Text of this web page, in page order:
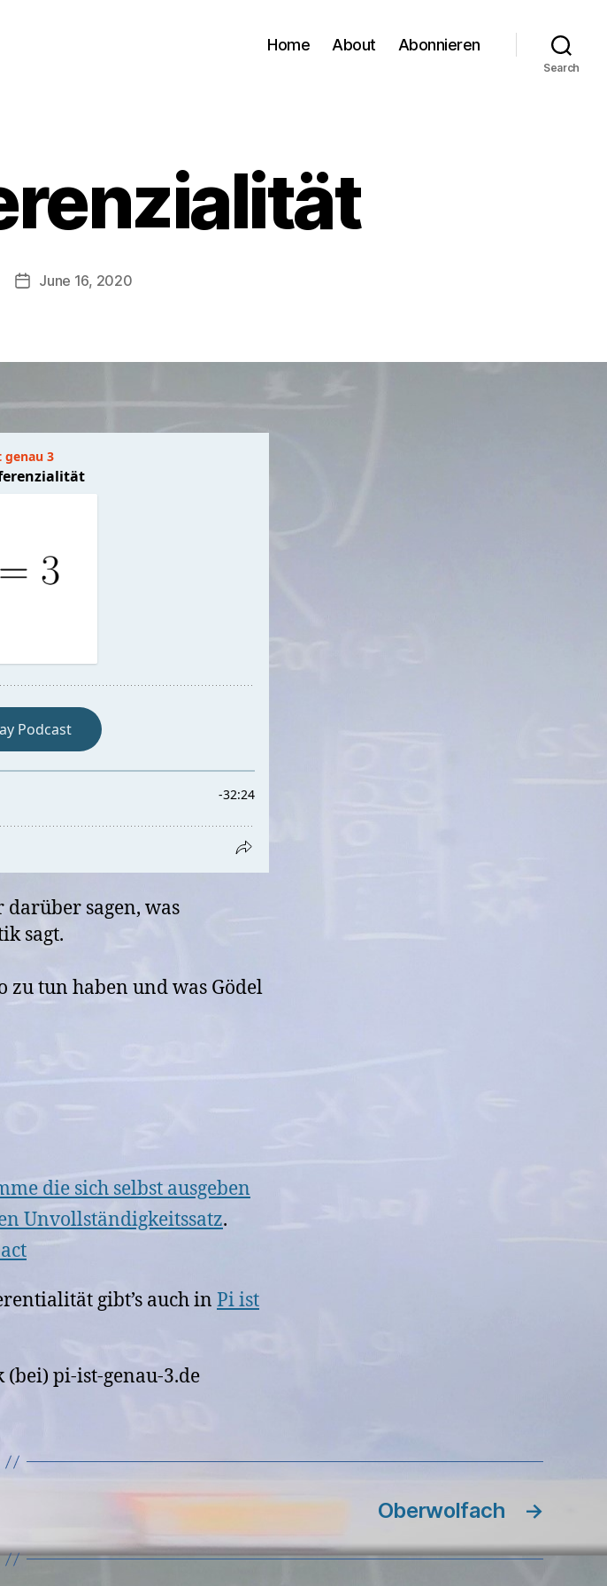
Home About Abonnieren
Search
PostJune 16, 2020
sagen, was
sagt.
zu tun haben und was Gödel
die sich selbst ausgeben
Unvollständigkeitssatz.
gibt’s auch in Pi ist
(bei) pi-ist-genau-3.de
→
Oberwolfach